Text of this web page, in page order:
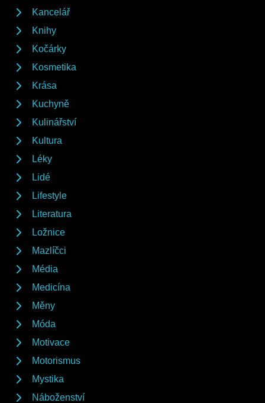
Kancelář
Knihy
Kočárky
Kosmetika
Krása
Kuchyně
Kulinářství
Kultura
Léky
Lidé
Lifestyle
Literatura
Ložnice
Mazlíčci
Média
Medicína
Měny
Móda
Motivace
Motorismus
Mystika
Náboženství